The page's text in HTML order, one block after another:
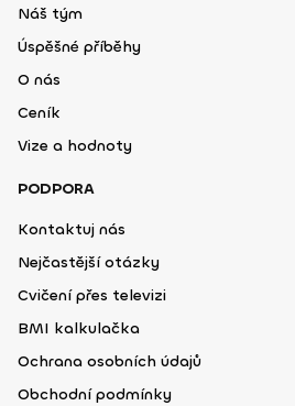
Náš tým
Úspěšné příběhy
O nás
Ceník
Vize a hodnoty
PODPORA
Kontaktuj nás
Nejčastější otázky
Cvičení přes televizi
BMI kalkulačka
Ochrana osobních údajů
Obchodní podmínky